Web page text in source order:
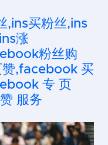
,ins买粉丝,ins
涨
粉丝购
,facebook 买
专 页
服务